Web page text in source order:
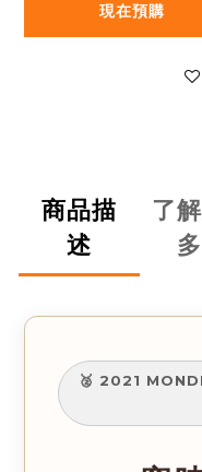
現在預購
商品描
述
了
多
🥈 2021